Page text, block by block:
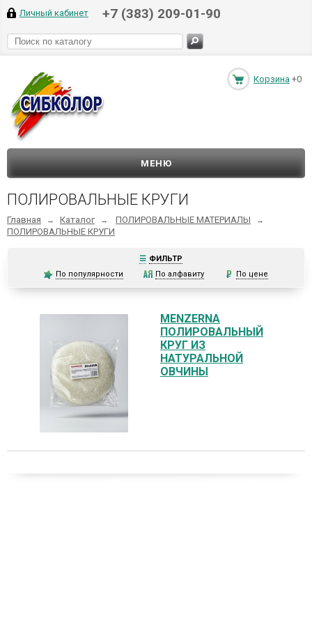
Личный кабинет +7 (383) 209-01-90
Корзина +0
МЕНЮ
ПОЛИРОВАЛЬНЫЕ КРУГИ
Главная → Каталог → ПОЛИРОВАЛЬНЫЕ МАТЕРИАЛЫ →
ПОЛИРОВАЛЬНЫЕ КРУГИ
☰ ФИЛЬТР
По популярности
По алфавиту По цене
MENZERNA
ПОЛИРОВАЛЬНЫЙ
КРУГ ИЗ
НАТУРАЛЬНОЙ
ОВЧИНЫ